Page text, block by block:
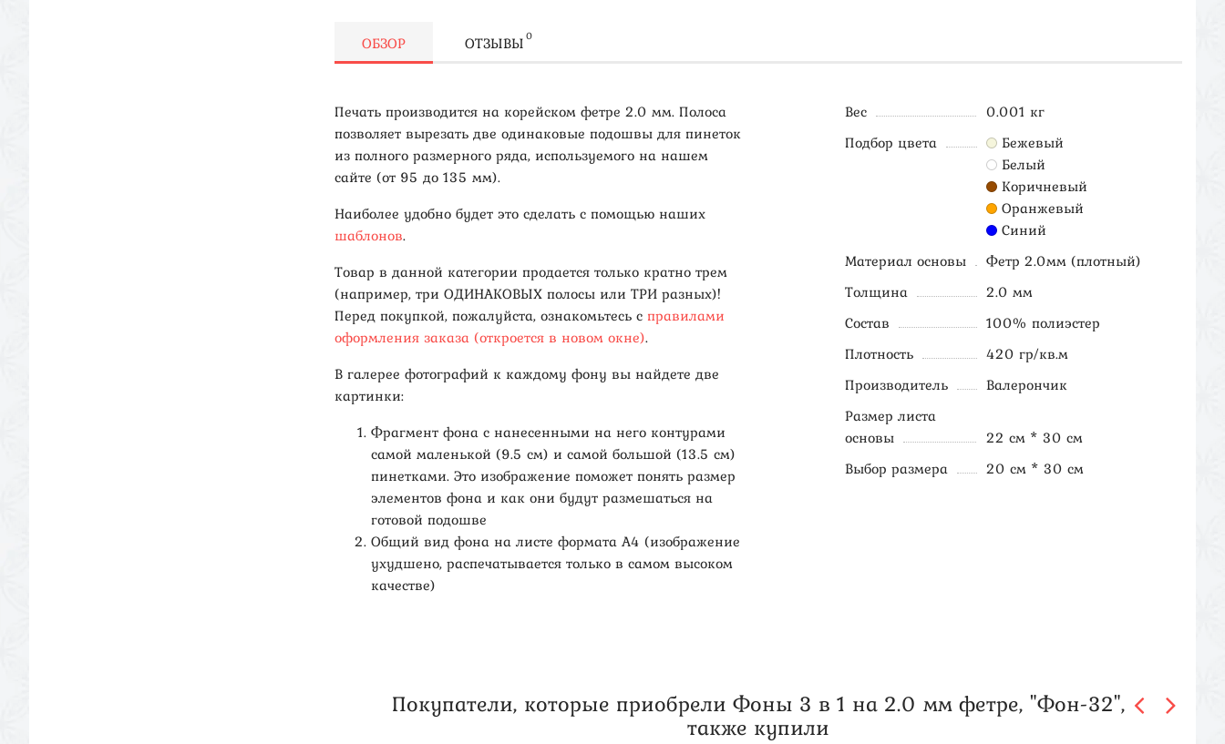
ОБЗОР ОТЗЫВЫ0
Печать производится на корейском фетре 2.0 мм. Полоса
позволяет вырезать две одинаковые подошвы для пинеток
из полного размерного ряда, используемого на нашем
сайте (от 95 до 135 мм).
Наиболее удобно будет это сделать с помощью наших
шаблонов.
Товар в данной категории продается только кратно трем
(например, три ОДИНАКОВЫХ полосы или ТРИ разных)!
Перед покупкой, пожалуйста, ознакомьтесь с правилами
оформления заказа (откроется в новом окне).
В галерее фотографий к каждому фону вы найдете две
картинки:
Фрагмент фона с нанесенными на него контурами
самой маленькой (9.5 см) и самой большой (13.5 см)
пинетками. Это изображение поможет понять размер
элементов фона и как они будут размешаться на
готовой подошве
Общий вид фона на листе формата А4 (изображение
ухудшено, распечатывается только в самом высоком
качестве)
Вес
0.001 кг
Подбор цвета
Бежевый
Белый
Коричневый
Оранжевый
Синий
Материал основы
Фетр 2.0мм (плотный)
Толщина
2.0 мм
Состав
100% полиэстер
Плотность
420 гр/кв.м
Производитель
Валерончик
Размер листа
основы
22 см * 30 см
Выбор размера
20 см * 30 см
Покупатели, которые приобрели Фоны 3 в 1 на 2.0 мм фетре, "Фон-32",
также купили